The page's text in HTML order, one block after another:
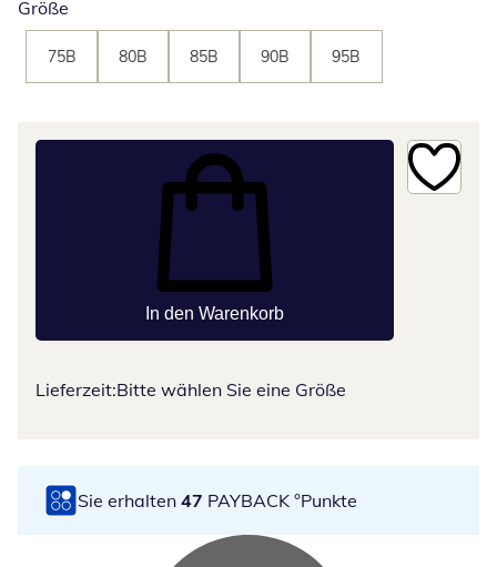
Größe
75B 80B 85B 90B 95B
In den Warenkorb
Lieferzeit:Bitte wählen Sie eine Größe
Sie erhalten 47 PAYBACK °Punkte